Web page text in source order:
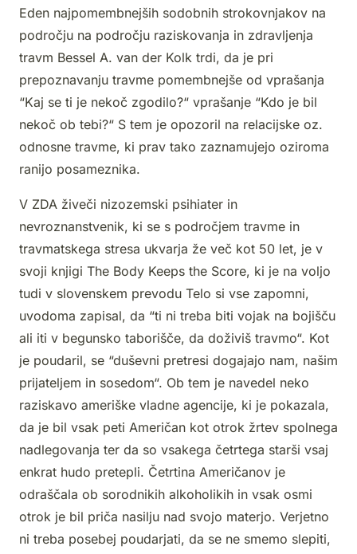
Eden najpomembnejših sodobnih strokovnjakov na
področju na področju raziskovanja in zdravljenja
travm Bessel A. van der Kolk trdi, da je pri
prepoznavanju travme pomembnejše od vprašanja
“Kaj se ti je nekoč zgodilo?“ vprašanje “Kdo je bil
nekoč ob tebi?“ S tem je opozoril na relacijske oz.
odnosne travme, ki prav tako zaznamujejo oziroma
ranijo posameznika.
V ZDA živeči nizozemski psihiater in
nevroznanstvenik, ki se s področjem travme in
travmatskega stresa ukvarja že več kot 50 let, je v
svoji knjigi The Body Keeps the Score, ki je na voljo
tudi v slovenskem prevodu Telo si vse zapomni,
uvodoma zapisal, da “ti ni treba biti vojak na bojišču
ali iti v begunsko taborišče, da doživiš travmo“. Kot
je poudaril, se “duševni pretresi dogajajo nam, našim
prijateljem in sosedom“. Ob tem je navedel neko
raziskavo ameriške vladne agencije, ki je pokazala,
da je bil vsak peti Američan kot otrok žrtev spolnega
nadlegovanja ter da so vsakega četrtega starši vsaj
enkrat hudo pretepli. Četrtina Američanov je
odraščala ob sorodnikih alkoholikih in vsak osmi
otrok je bil priča nasilju nad svojo materjo. Verjetno
ni treba posebej poudarjati, da se ne smemo slepiti,